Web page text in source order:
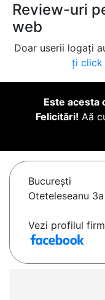
Review-uri
web
Doar userii logați
ți click
Este acesta
Felicitări! Aă
Bucureşti
Oteteleseanu 3a
Vezi profilul